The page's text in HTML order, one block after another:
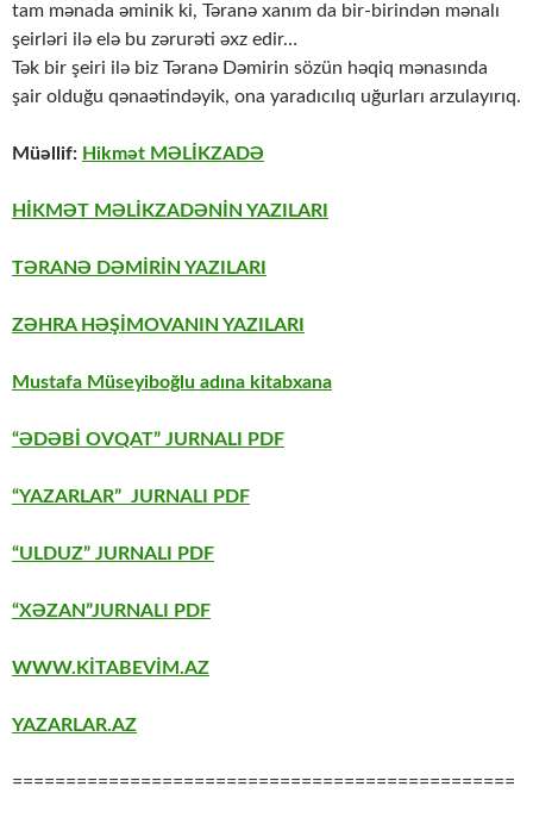
tam mənada əminik ki, Təranə xanım da bir-birindən mənalı
şeirləri ilə elə bu zərurəti əxz edir…
Tək bir şeiri ilə biz Təranə Dəmirin sözün həqiq mənasında
şair olduğu qənaətindəyik, ona yaradıcılıq uğurları arzulayırıq.
Müəllif: Hikmət MƏLİKZADƏ
HİKMƏT MƏLİKZADƏNİN YAZILARI
TƏRANƏ DƏMİRİN YAZILARI
ZƏHRA HƏŞİMOVANIN YAZILARI
Mustafa Müseyiboğlu adına kitabxana
“ƏDƏBİ OVQAT” JURNALI PDF
“YAZARLAR” JURNALI PDF
“ULDUZ” JURNALI PDF
“XƏZAN”JURNALI PDF
WWW.KİTABEVİM.AZ
YAZARLAR.AZ
===============================================